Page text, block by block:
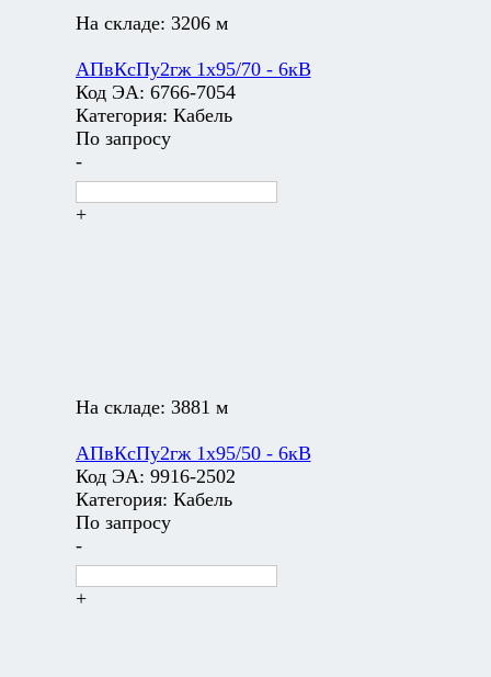
На складе: 3206 м
АПвКсПу2гж 1х95/70 - 6кВ
Код ЭА: 6766-7054
Категория: Кабель
По запросу
-
+
На складе: 3881 м
АПвКсПу2гж 1х95/50 - 6кВ
Код ЭА: 9916-2502
Категория: Кабель
По запросу
-
+